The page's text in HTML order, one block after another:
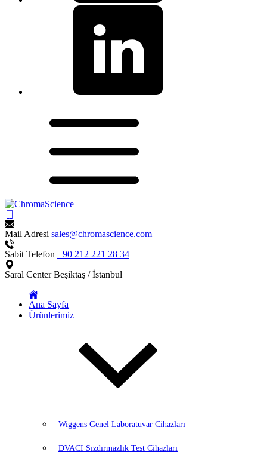
Mail Adresi sales@chromascience.com
Sabit Telefon +90 212 221 28 34
Saral CenterBeşiktaş / İstanbul
Ana Sayfa
Ürünlerimiz
Wiggens Genel Laboratuvar Cihazları
DVACI Sızdırmazlık Test Cihazları